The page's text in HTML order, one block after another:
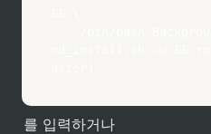
를 입력하거나